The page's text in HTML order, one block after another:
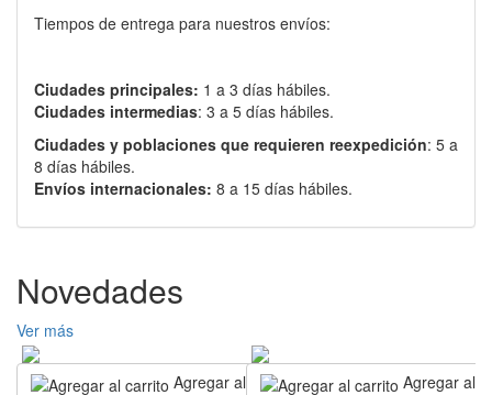
Tiempos de entrega para nuestros envíos:
Ciudades principales: 1 a 3 días hábiles.
Ciudades intermedias: 3 a 5 días hábiles.
Ciudades y poblaciones que requieren reexpedición: 5 a
8 días hábiles.
Envíos internacionales: 8 a 15 días hábiles.
Novedades
Ver más
Agregar al carrito
Agregar al